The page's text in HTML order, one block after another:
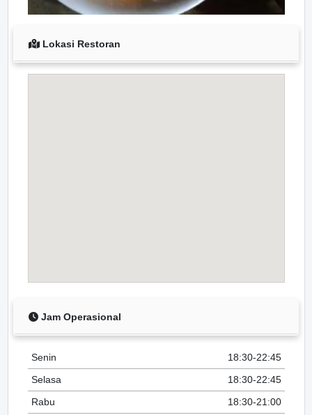
Lokasi Restoran
Jam Operasional
Senin
18:30-22:45
Selasa
18:30-22:45
Rabu
18:30-21:00